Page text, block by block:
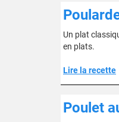
Un plat
en plats.
Lire la recette
Poulet